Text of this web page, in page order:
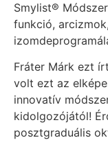
Smylist®
funkció,
Fráter Márk ezt
volt ezt az
innovatív
kidolgozójától!
posztgraduális